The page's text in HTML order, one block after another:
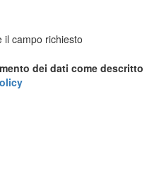
il campo richiesto
dei dati come descritto